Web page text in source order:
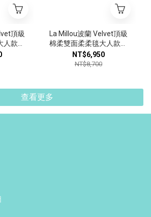
頂級
款｜
舒柔
La Millou波蘭 Velvet頂級
棉柔雙面柔柔毯大人款｜
北極好朋友(藍底)｜舒柔
墨藍
NT$6,950
NT$8,700
查看更多